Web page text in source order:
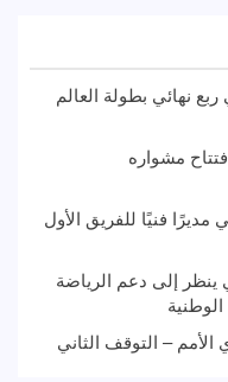
نهائي بطولة العالم
مشواره
فنيًا للفريق الأول
ينظر إلى دعم الرياضة